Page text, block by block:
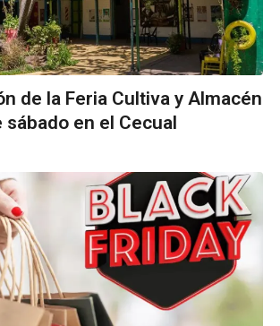
de la Feria Cultiva y Almacén
sábado en el Cecual